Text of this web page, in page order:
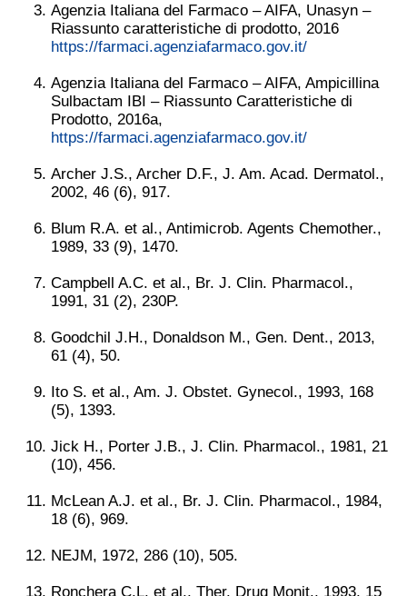
Agenzia Italiana del Farmaco – AIFA, Unasyn –
Riassunto caratteristiche di prodotto, 2016
https://farmaci.agenziafarmaco.gov.it/
Agenzia Italiana del Farmaco – AIFA, Ampicillina
Sulbactam IBI – Riassunto Caratteristiche di
Prodotto, 2016a,
https://farmaci.agenziafarmaco.gov.it/
Archer J.S., Archer D.F., J. Am. Acad. Dermatol.,
2002, 46 (6), 917.
Blum R.A. et al., Antimicrob. Agents Chemother.,
1989, 33 (9), 1470.
Campbell A.C. et al., Br. J. Clin. Pharmacol.,
1991, 31 (2), 230P.
Goodchil J.H., Donaldson M., Gen. Dent., 2013,
61 (4), 50.
Ito S. et al., Am. J. Obstet. Gynecol., 1993, 168
(5), 1393.
Jick H., Porter J.B., J. Clin. Pharmacol., 1981, 21
(10), 456.
McLean A.J. et al., Br. J. Clin. Pharmacol., 1984,
18 (6), 969.
NEJM, 1972, 286 (10), 505.
Ronchera C.L. et al., Ther. Drug Monit., 1993, 15